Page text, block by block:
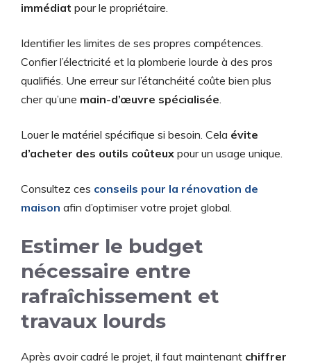
immédiat pour le propriétaire.
Identifier les limites de ses propres compétences.
Confier l’électricité et la plomberie lourde à des pros
qualifiés. Une erreur sur l’étanchéité coûte bien plus
cher qu’une main-d’œuvre spécialisée.
Louer le matériel spécifique si besoin. Cela évite
d’acheter des outils coûteux pour un usage unique.
Consultez ces conseils pour la rénovation de
maison afin d’optimiser votre projet global.
Estimer le budget
nécessaire entre
rafraîchissement et
travaux lourds
Après avoir cadré le projet, il faut maintenant chiffrer